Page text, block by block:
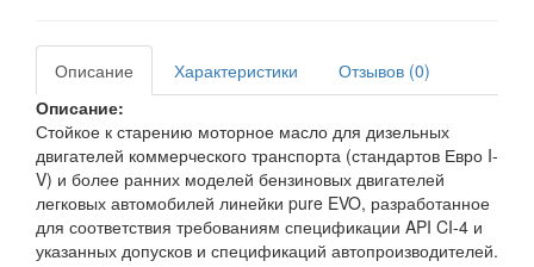
Описание Характеристики
Отзывов (0)
Описание:
Стойкое к старению моторное масло для дизельных
двигателей коммерческого транспорта (стандартов Евро I-
V) и более ранних моделей бензиновых двигателей
легковых автомобилей линейки pure EVO, разработанное
для соответствия требованиям спецификации API CI-4 и
указанных допусков и спецификаций автопроизводителей.